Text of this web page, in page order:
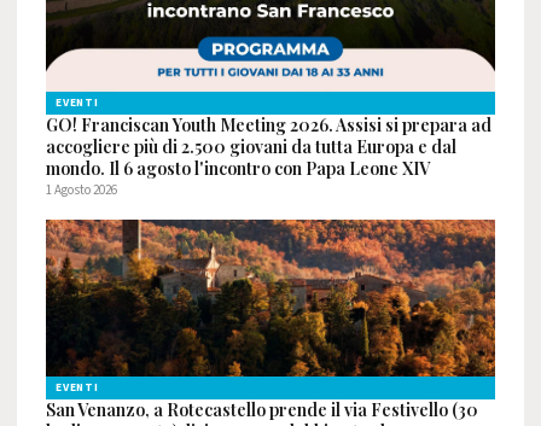
EVENTI
GO! Franciscan Youth Meeting 2026. Assisi si prepara ad
accogliere più di 2.500 giovani da tutta Europa e dal
mondo. Il 6 agosto l'incontro con Papa Leone XIV
1 Agosto 2026
EVENTI
San Venanzo, a Rotecastello prende il via Festivello (30